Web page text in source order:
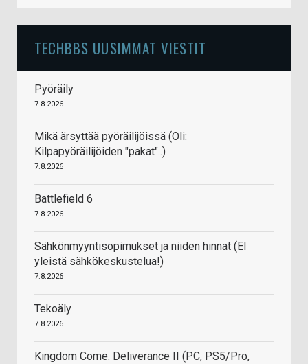
TECHBBS UUSIMMAT VIESTIT
Pyöräily
7.8.2026
Mikä ärsyttää pyöräilijöissä (Oli:
Kilpapyöräilijöiden "pakat"..)
7.8.2026
Battlefield 6
7.8.2026
Sähkönmyyntisopimukset ja niiden hinnat (EI
yleistä sähkökeskustelua!)
7.8.2026
Tekoäly
7.8.2026
Kingdom Come: Deliverance II (PC, PS5/Pro,